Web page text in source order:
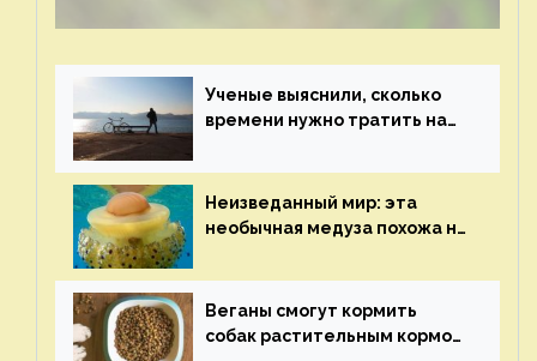
Ученые выяснили, сколько
времени нужно тратить на
здоровья — новости экологии
на ECOportal
Неизведанный мир: эта
необычная медуза похожа на
экологии на ECOportal
Веганы смогут кормить
собак растительным кормом